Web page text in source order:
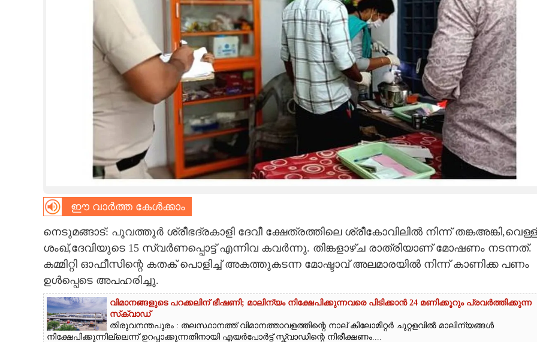
CONTACT US
ഈ വാർത്ത കേൾക്കാം
നെടുമങ്ങാട്: പൂവത്തൂർ ശ്രീഭദ്രകാളി ദേവീ ക്ഷേത്രത്തിലെ ശ്രീകോവിലിൽ നിന്ന്
ശംഖ്,ദേവിയുടെ 15 സ്വർണപ്പൊട്ട് എന്നിവ കവർന്നു. തിങ്കളാഴ്ച രാത്രിയാണ് മോഷണം നടന്നത്.
കമ്മിറ്റി ഓഫീസിന്റെ കതക് പൊളിച്ച് അകത്തുകടന്ന മോഷ്ടാവ് അലമാരയിൽ നിന്ന് കാണിക്ക പണം
ഉൾപ്പെടെ അപഹരിച്ചു.
വിമാനങ്ങളുടെ പറക്കലിന് ഭീഷണി;​ മാലിന്യം നിക്ഷേപിക്കുന്നവരെ പിടിക്കാൻ 24 മണിക്കൂറും പ്രവർത്തിക്കുന്ന
സ്‌ക്വാഡ്
തിരുവനന്തപുരം : തലസ്ഥാനത്ത് വിമാനത്താവളത്തിന്റെ നാല് കിലോമീറ്റർ ചുറ്റളവിൽ മാലിന്യങ്ങൾ
നിക്ഷേപിക്കുന്നില്ലെന്ന് ഉറപ്പാക്കുന്നതിനായി എയർപോർട്ട് സ്ക്വാഡിന്റെ നിരീക്ഷണം....